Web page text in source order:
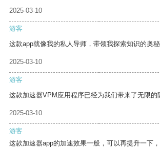
2025-03-10
游客
这款app就像我的私人导师，带领我探索知识的奥秘
2025-03-10
游客
这款加速器VPM应用程序已经为我们带来了无限的
2025-03-10
游客
这款加速器app的加速效果一般，可以再提升一下